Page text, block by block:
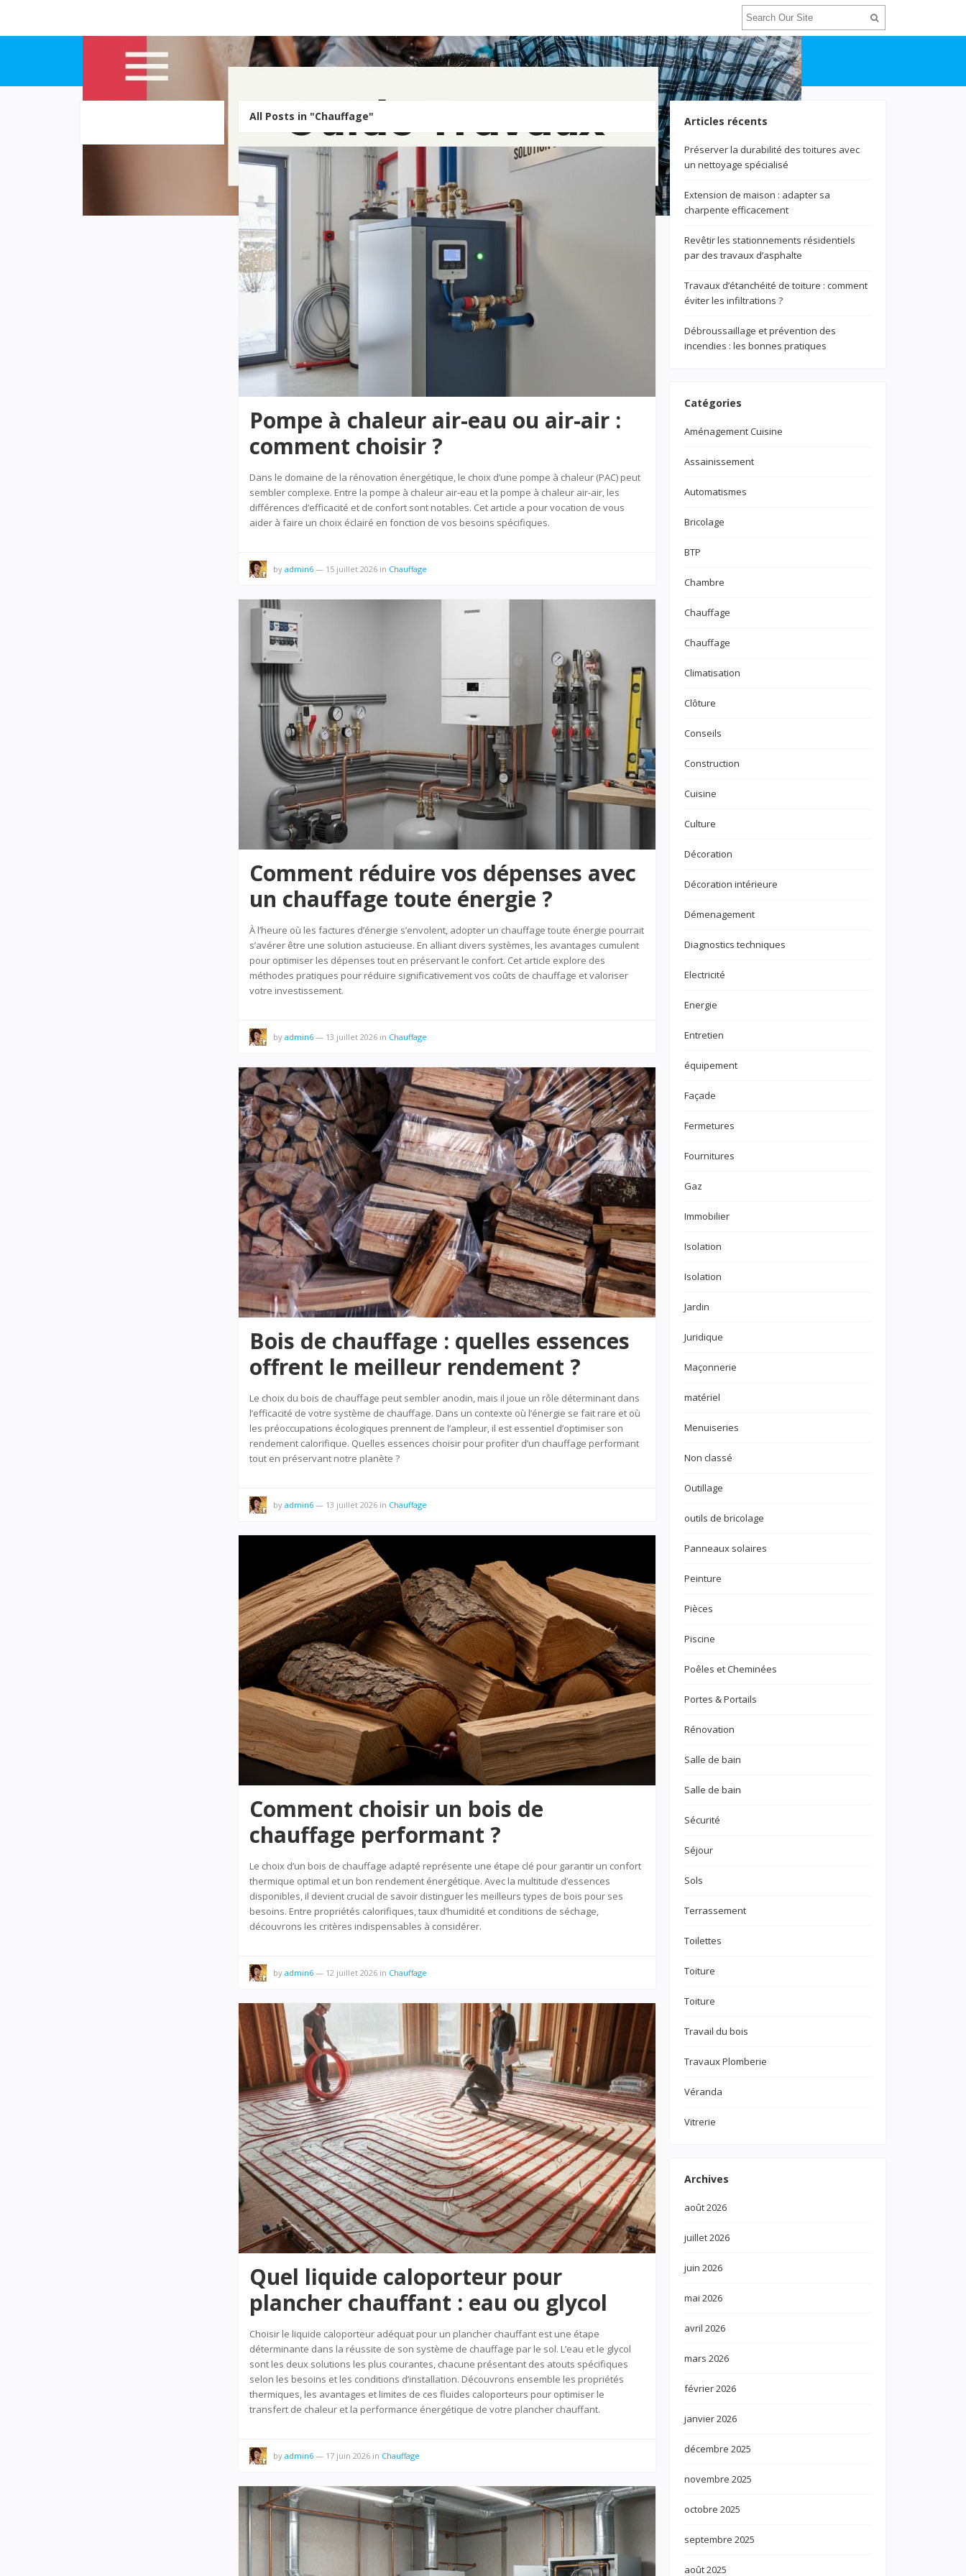
All Posts in "Chauffage"
Pompe à chaleur air-eau ou air-air :
comment choisir ?
Dans le domaine de la rénovation énergétique, le choix d’une pompe à chaleur (PAC) peut
sembler complexe. Entre la pompe à chaleur air-eau et la pompe à chaleur air-air, les
différences d’efficacité et de confort sont notables. Cet article a pour vocation de vous
aider à faire un choix éclairé en fonction de vos besoins spécifiques.
by admin6 — 15 juillet 2026 in Chauffage
Comment réduire vos dépenses avec
un chauffage toute énergie ?
À l’heure où les factures d’énergie s’envolent, adopter un chauffage toute énergie pourrait
s’avérer être une solution astucieuse. En alliant divers systèmes, les avantages cumulent
pour optimiser les dépenses tout en préservant le confort. Cet article explore des
méthodes pratiques pour réduire significativement vos coûts de chauffage et valoriser
votre investissement.
by admin6 — 13 juillet 2026 in Chauffage
Bois de chauffage : quelles essences
offrent le meilleur rendement ?
Le choix du bois de chauffage peut sembler anodin, mais il joue un rôle déterminant dans
l’efficacité de votre système de chauffage. Dans un contexte où l’énergie se fait rare et où
les préoccupations écologiques prennent de l’ampleur, il est essentiel d’optimiser son
rendement calorifique. Quelles essences choisir pour profiter d’un chauffage performant
tout en préservant notre planète ?
by admin6 — 13 juillet 2026 in Chauffage
Comment choisir un bois de
chauffage performant ?
Le choix d’un bois de chauffage adapté représente une étape clé pour garantir un confort
thermique optimal et un bon rendement énergétique. Avec la multitude d’essences
disponibles, il devient crucial de savoir distinguer les meilleurs types de bois pour ses
besoins. Entre propriétés calorifiques, taux d’humidité et conditions de séchage,
découvrons les critères indispensables à considérer.
by admin6 — 12 juillet 2026 in Chauffage
Quel liquide caloporteur pour
plancher chauffant : eau ou glycol
Choisir le liquide caloporteur adéquat pour un plancher chauffant est une étape
déterminante dans la réussite de son système de chauffage par le sol. L’eau et le glycol
sont les deux solutions les plus courantes, chacune présentant des atouts spécifiques
selon les besoins et les conditions d’installation. Découvrons ensemble les propriétés
thermiques, les avantages et limites de ces fluides caloporteurs pour optimiser le
transfert de chaleur et la performance énergétique de votre plancher chauffant.
by admin6 — 17 juin 2026 in Chauffage
Articles récents
Préserver la durabilité des toitures avec
un nettoyage spécialisé
Extension de maison : adapter sa
charpente efficacement
Revêtir les stationnements résidentiels
par des travaux d’asphalte
Travaux d’étanchéité de toiture : comment
éviter les infiltrations ?
Débroussaillage et prévention des
incendies : les bonnes pratiques
Catégories
Aménagement Cuisine
Assainissement
Automatismes
Bricolage
BTP
Chambre
Chauffage
Chauffage
Climatisation
Clôture
Conseils
Construction
Cuisine
Culture
Décoration
Décoration intérieure
Démenagement
Diagnostics techniques
Electricité
Energie
Entretien
équipement
Façade
Fermetures
Fournitures
Gaz
Immobilier
Isolation
Isolation
Jardin
Juridique
Maçonnerie
matériel
Menuiseries
Non classé
Outillage
outils de bricolage
Panneaux solaires
Peinture
Pièces
Piscine
Poêles et Cheminées
Portes & Portails
Rénovation
Salle de bain
Salle de bain
Sécurité
Séjour
Sols
Terrassement
Toilettes
Toiture
Toiture
Travail du bois
Travaux Plomberie
Véranda
Vitrerie
Archives
août 2026
juillet 2026
juin 2026
mai 2026
avril 2026
mars 2026
février 2026
janvier 2026
décembre 2025
novembre 2025
octobre 2025
septembre 2025
août 2025